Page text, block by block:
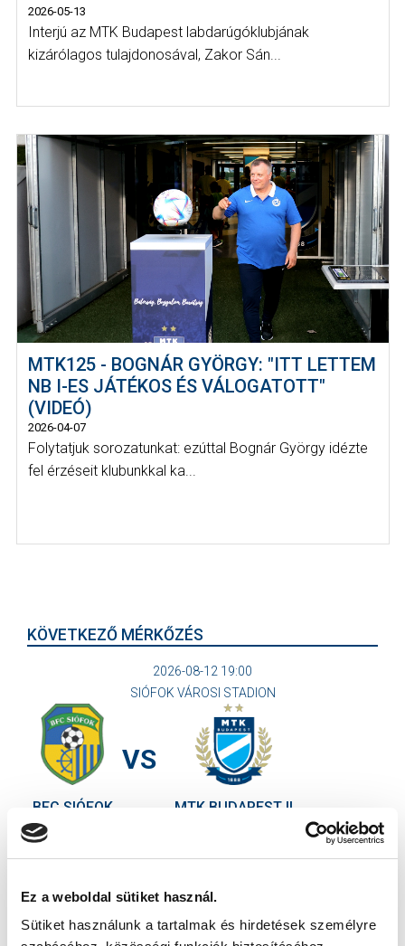
Ez a weboldal sütiket használ.
Sütiket használunk a tartalmak és hirdetések személyre
2026-05-13
Interjú az MTK Budapest labdarúgóklubjának
kizárólagos tulajdonosával, Zakor Sán...
MTK125 - BOGNÁR GYÖRGY: "ITT LETTEM
NB I-ES JÁTÉKOS ÉS VÁLOGATOTT"
(VIDEÓ)
2026-04-07
Folytatjuk sorozatunkat: ezúttal Bognár György idézte
fel érzéseit klubunkkal ka...
KÖVETKEZŐ MÉRKŐZÉS
2026-08-12 19:00
SIÓFOK VÁROSI STADION
BFC SIÓFOK
VS
MTK BUDAPEST II
hírlevelünkre: